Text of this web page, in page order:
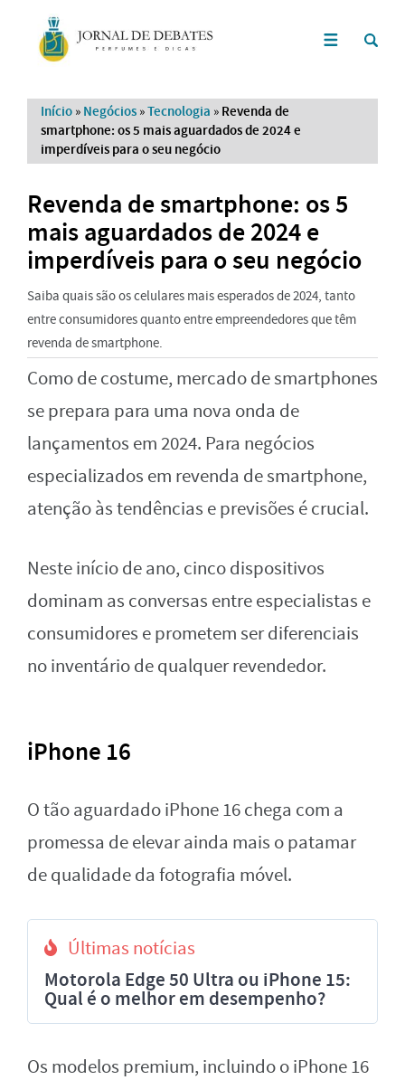
Início » Negócios »Tecnologia » Revenda de
smartphone: os 5 mais aguardados de 2024 e
imperdíveis para o seu negócio
Revenda de smartphone: os 5
mais aguardados de 2024 e
imperdíveis para o seu negócio
Saiba quais são os celulares mais esperados de 2024, tanto
entre consumidores quanto entre empreendedores que têm
revenda de smartphone.
Como de costume, mercado de smartphones
se prepara para uma nova onda de
lançamentos em 2024. Para negócios
especializados em revenda de smartphone,
atenção às tendências e previsões é crucial.
Neste início de ano, cinco dispositivos
dominam as conversas entre especialistas e
consumidores e prometem ser diferenciais
no inventário de qualquer revendedor.
iPhone 16
O tão aguardado iPhone 16 chega com a
promessa de elevar ainda mais o patamar
de qualidade da fotografia móvel.
Últimas notícias
Motorola Edge 50 Ultra ou iPhone 15:
Qual é o melhor em desempenho?
Os modelos premium, incluindo o iPhone 16